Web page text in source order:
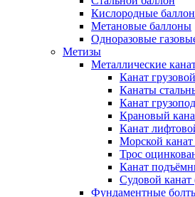
Кислородные
Метановые баллоны
Одноразовые
Метизы
Металлические
Канат грузовой
Канаты
Канат
Крановый
Канат
Морской
Трос
Канат
Судовой
Фундаментные